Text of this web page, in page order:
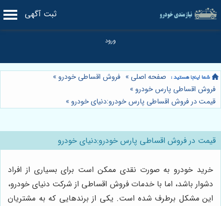
ثبت آگهی
صفحه اصلی » فروش اقساطی خودرو »
فروش اقساطی پارس خودرو »
قیمت در فروش اقساطی پارس خودرو:دنیای خودرو »
قیمت در فروش اقساطی پارس خودرو:دنیای خودرو
خرید خودرو به صورت نقدی ممکن است برای بسیاری از افراد
دشوار باشد، اما با خدمات فروش اقساطی از شرکت دنیای خودرو،
این مشکل برطرف شده است. یکی از برندهایی که به مشتریان